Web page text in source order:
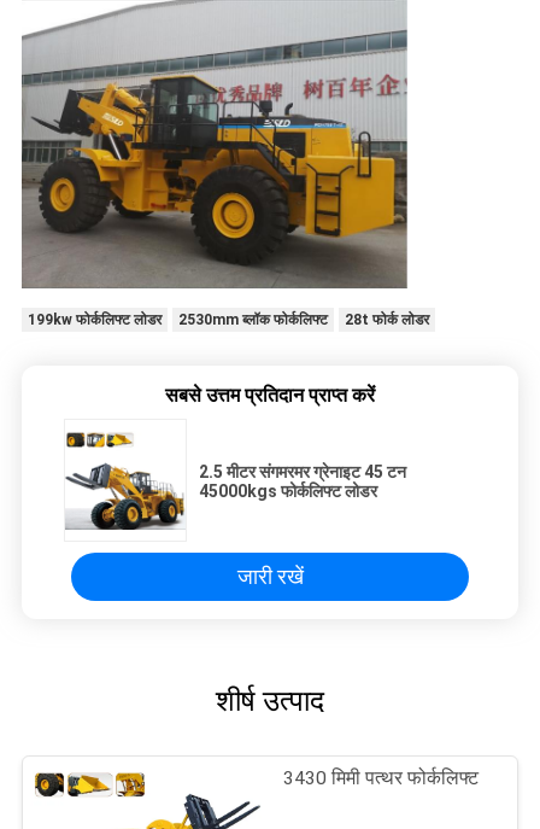
199kw फोर्कलिफ्ट लोडर 2530mm ब्लॉक फोर्कलिफ्ट 28t फोर्क लोडर
सबसे उत्तम प्रतिदान प्राप्त करें
2.5 मीटर संगमरमर ग्रेनाइट 45 टन
45000kgs फोर्कलिफ्ट लोडर
जारी रखें
शीर्ष उत्पाद
3430 मिमी पत्थर फोर्कलिफ्ट